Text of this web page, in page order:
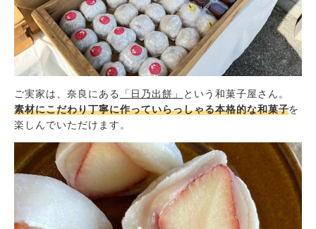
ご実家は、奈良にある 「日乃出餅」
という和菓子屋さん。
素材にこだわり丁寧に作っていらっしゃる本格的な和菓子を
楽しんでいただけます。